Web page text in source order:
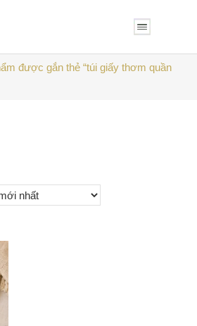
được gắn thẻ “túi giấy thơm quần